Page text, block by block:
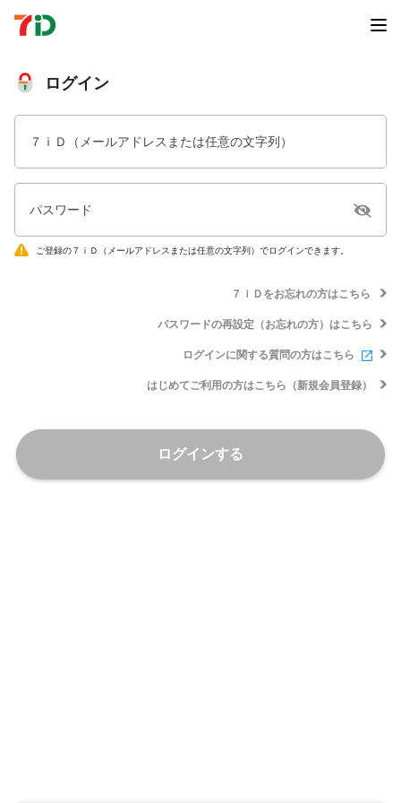
ログイン
７ｉＤ（メールアドレスまたは任意の文字列）
パスワード
ご登録の７ｉＤ（メールアドレスまたは任意の文字列）でログインできます。
７ｉＤをお忘れの方はこちら
パスワードの再設定（お忘れの方）はこちら
ログインに関する質問の方はこちら
はじめてご利用の方はこちら（新規会員登録）
ログインする